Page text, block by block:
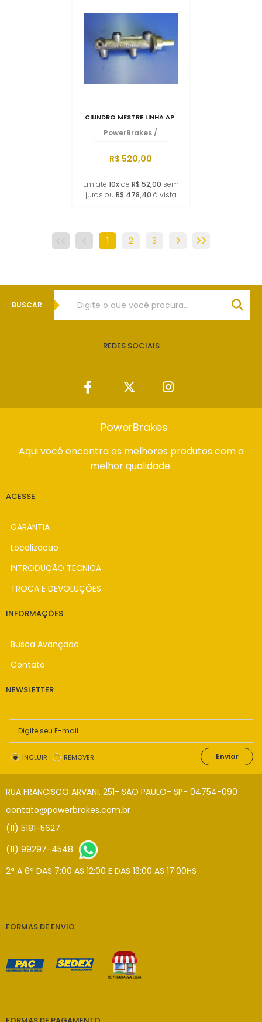
CILINDRO MESTRE LINHA AP
PowerBrakes /
R$ 520,00
Em até 10xde R$ 52,00 sem
juros ou R$ 478,40 à vista
1 2 3
BUSCAR
REDES SOCIAIS
PowerBrakes
Aqui você encontra os melhores produtos com a
melhor qualidade.
ACESSE
GARANTIA
Localizacao
INTRODUÇÃO TECNICA
TROCA E DEVOLUÇÕES
INFORMAÇÕES
Busca Avançada
Contato
NEWSLETTER
INCLUIR REMOVER Enviar
RUA FRANCISCO ARVANI, 251- SÃO PAULO- SP- 04754-090
contato@powerbrakes.com.br
(11) 5181-5627
(11) 99297-4548
2ª A 6ª DAS 7:00 AS 12:00 E DAS 13:00 AS 17:00HS
FORMAS DE ENVIO